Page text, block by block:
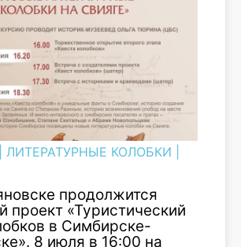
ЛИТЕРАТУРНЫЕ КОЛОБКИ
продолжится
проект «Туристический
в Симбирске-
8 июля в 16:00 на